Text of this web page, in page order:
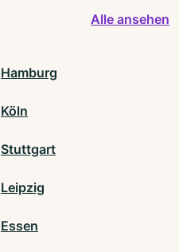
Alle ansehen
Hamburg
Köln
Stuttgart
Leipzig
Essen